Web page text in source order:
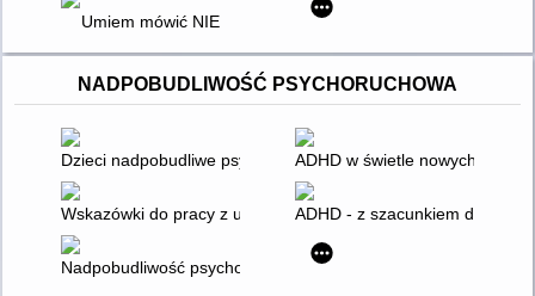
Umiem mówić NIE
NADPOBUDLIWOŚĆ PSYCHORUCHOWA
Dzieci nadpobudliwe psychoruchowo w wieku
ADHD w świetle nowych
Wskazówki do pracy z uczniem z ADHDADHD - z szacunkiem dla
Nadpobudliwość psychoruchowa u dzieci - problemy diagnozy